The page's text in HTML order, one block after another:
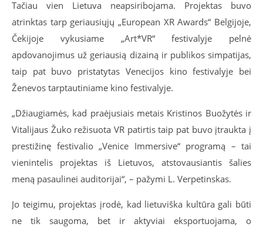
Tačiau vien Lietuva neapsiribojama. Projektas buvo
atrinktas tarp geriausiųjų „European XR Awards“ Belgijoje,
Čekijoje vykusiame „Art*VR“ festivalyje pelnė
apdovanojimus už geriausią dizainą ir publikos simpatijas,
taip pat buvo pristatytas Venecijos kino festivalyje bei
Ženevos tarptautiniame kino festivalyje.
„Džiaugiamės, kad praėjusiais metais Kristinos Buožytės ir
Vitalijaus Žuko režisuota VR patirtis taip pat buvo įtraukta į
prestižinę festivalio „Venice Immersive“ programą – tai
vienintelis projektas iš Lietuvos, atstovausiantis šalies
meną pasaulinei auditorijai“, – pažymi L. Verpetinskas.
Jo teigimu, projektas įrodė, kad lietuviška kultūra gali būti
ne tik saugoma, bet ir aktyviai eksportuojama, o